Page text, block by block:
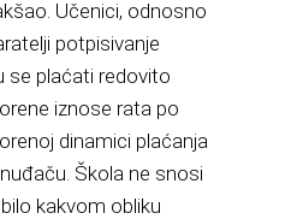
Učenici, odnosno
potpisivanje
se plaćati redovito
iznose rata po
dinamici plaćanja
Škola ne snosi
kakvom obliku